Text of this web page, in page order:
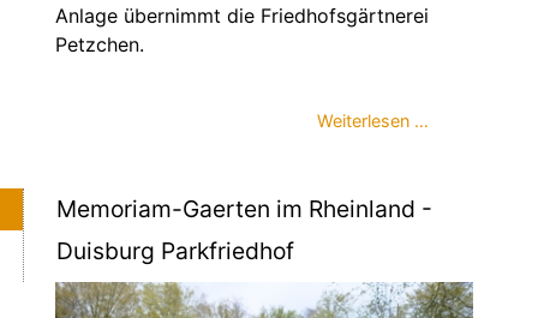
Anlage übernimmt die Friedhofsgärtnerei
Petzchen.
Weiterlesen …
Memoriam-Gaerten im Rheinland -
Duisburg Parkfriedhof